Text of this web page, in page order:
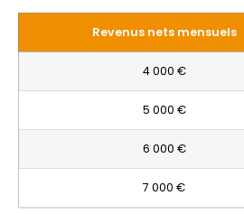
Revenus nets mensuels
4 000 €
5 000 €
6 000 €
7 000 €